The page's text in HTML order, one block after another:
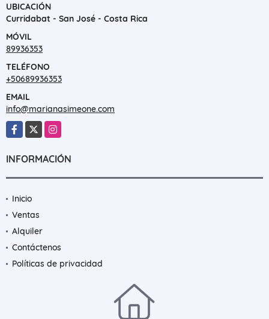
UBICACIÓN
Curridabat - San José - Costa Rica
MÓVIL
89936353
TELÉFONO
+50689936353
EMAIL
info@marianasimeone.com
Facebook
X Instagram
INFORMACIÓN
Inicio
Ventas
Alquiler
Contáctenos
Políticas de privacidad